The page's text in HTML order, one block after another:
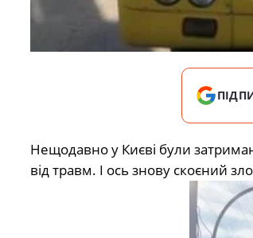
Нещодавно у Києві були
від травм. І ось знову скоєний